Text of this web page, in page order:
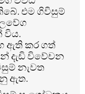
එම ගිවිසුම්
විය.
ඇති කර ගත්
දැඩි විවේචන
නැවත
ඇත.